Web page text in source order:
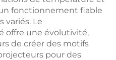
fonctionnement fiable
variés. Le
offre une évolutivité,
de créer des motifs
pour des